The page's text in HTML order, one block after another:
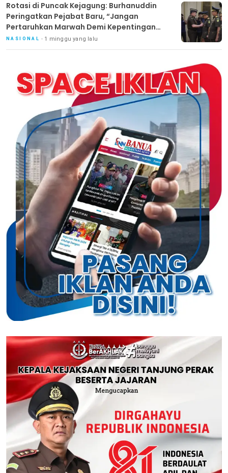
Rotasi di Puncak Kejagung: Burhanuddin
Peringatkan Pejabat Baru, “Jangan
Pertaruhkan Marwah Demi Kepentingan
Pribadi”
NASIONAL 1 minggu yang lalu